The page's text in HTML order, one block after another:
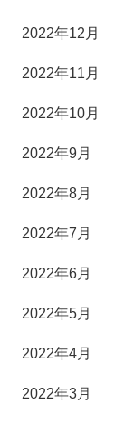
2022年12月
2022年11月
2022年10月
2022年9月
2022年8月
2022年7月
2022年6月
2022年5月
2022年4月
2022年3月